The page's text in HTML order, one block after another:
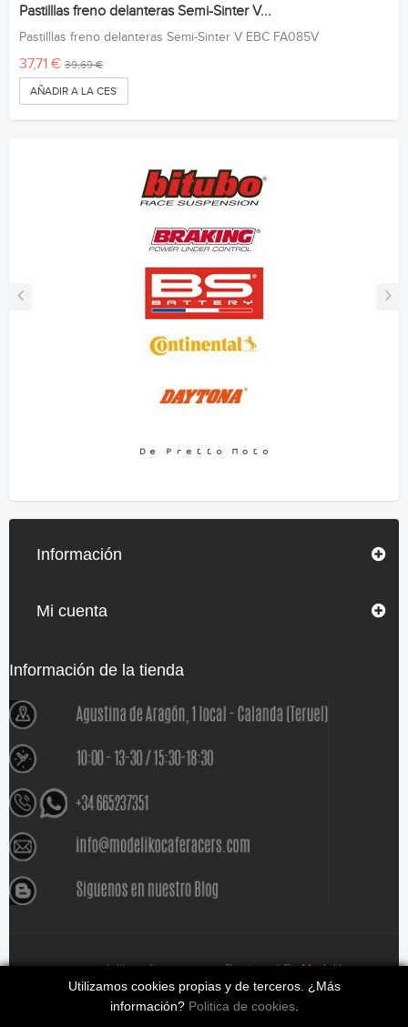
Pastilllas freno delanteras Semi-Sinter V...
Pastilllas freno delanteras Semi-Sinter V EBC FA085V
37,71 € 39,69 €
AÑADIR A LA CESTA
Información
Mi cuenta
Información de la tienda
Utilizamos cookies propias y de terceros. ¿Más
información? Politica de cookies.
www.modelikocaferacers.com Designed By Modeliko